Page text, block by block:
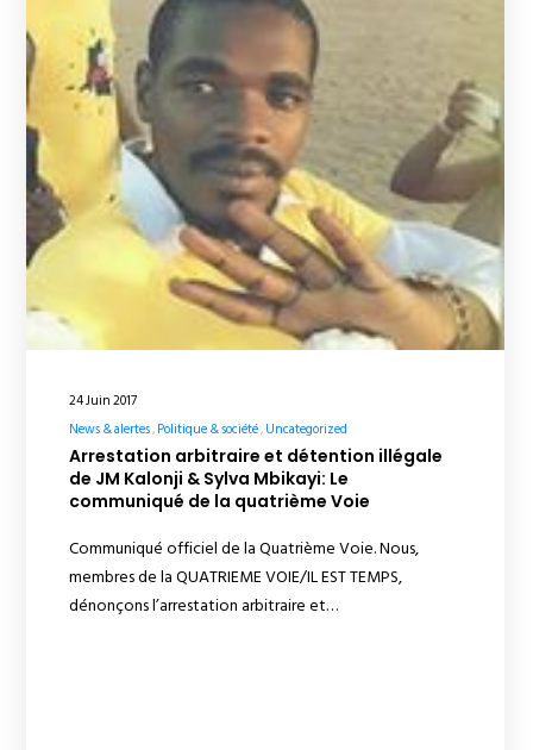
24 Juin 2017
News & alertes Politique & société Uncategorized
Arrestation arbitraire et détention illégale
de JM Kalonji & Sylva Mbikayi: Le
communiqué de la quatrième Voie
Communiqué officiel de la Quatrième Voie. Nous,
membres de la QUATRIEME VOIE/IL EST TEMPS,
dénonçons l’arrestation arbitraire et…